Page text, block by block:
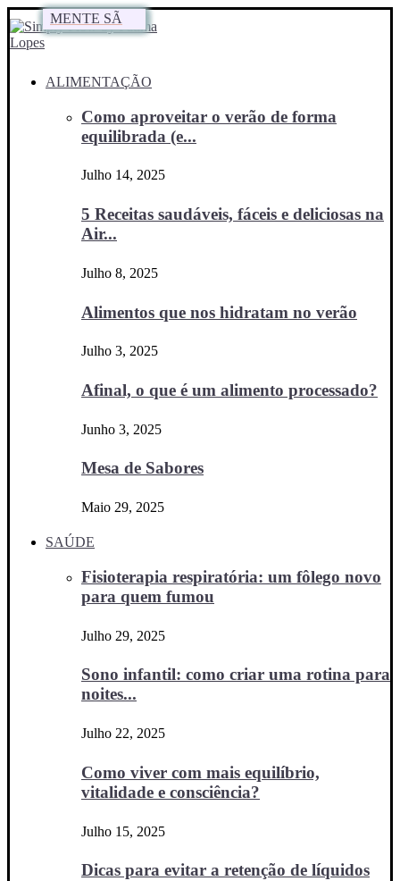
ALIMENTAÇÃO
Como aproveitar o verão de forma
equilibrada (e...
Julho 14, 2025
5 Receitas saudáveis, fáceis e deliciosas na
Air...
Julho 8, 2025
Alimentos que nos hidratam no verão
Julho 3, 2025
Afinal, o que é um alimento processado?
Junho 3, 2025
Mesa de Sabores
Maio 29, 2025
SAÚDE
Fisioterapia respiratória: um fôlego novo
para quem fumou
Julho 29, 2025
Sono infantil: como criar uma rotina para
noites...
Julho 22, 2025
Como viver com mais equilíbrio,
vitalidade e consciência?
Julho 15, 2025
Dicas para evitar a retenção de líquidos
MENTE SÃ
MENTE SÃ
MENTE SÃ
MENTE SÃ
MENTE SÃ